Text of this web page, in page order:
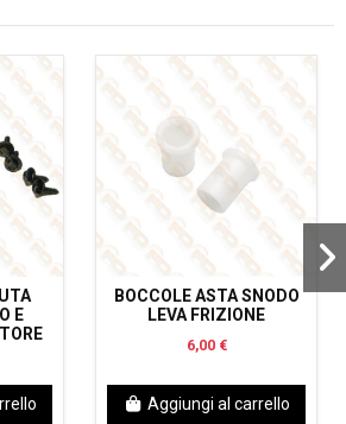
E
BOCCOLE ASTA SNODO
LEVA FRIZIONE
6,00 €
Aggiungi al carrello